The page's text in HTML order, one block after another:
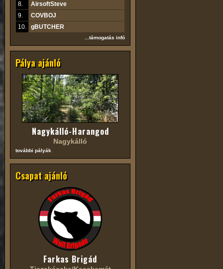
8.
AirsoftSteve
9.
COVBOJ
10.
gBUTCHER
...támogatás infó
Pálya ajánló
Nagykálló-Harangod
Nagykálló
további pályák
Csapat ajánló
Farkas Brigád